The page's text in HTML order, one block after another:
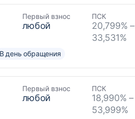
Первый взнос
любой
ПСК
20,799% –
33,531%
В день обращения
Первый взнос
любой
ПСК
18,990% –
53,999%